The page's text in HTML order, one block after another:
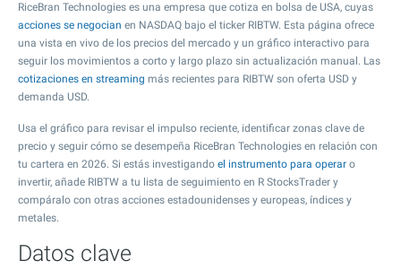
RiceBran Technologies es una empresa que cotiza en bolsa de USA, cuyas
acciones se negocian en NASDAQ bajo el ticker RIBTW. Esta página ofrece
una vista en vivo de los precios del mercado y un gráfico interactivo para
seguir los movimientos a corto y largo plazo sin actualización manual. Las
cotizaciones en streaming más recientes para RIBTW son oferta USD y
demanda USD.
Usa el gráfico para revisar el impulso reciente, identificar zonas clave de
precio y seguir cómo se desempeña RiceBran Technologies en relación con
tu cartera en 2026. Si estás investigando el instrumento para operar o
invertir, añade RIBTW a tu lista de seguimiento en R StocksTrader y
compáralo con otras acciones estadounidenses y europeas, índices y
metales.
Datos clave